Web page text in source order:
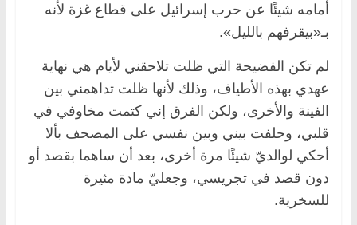
أمامه شيئًا عن حرب إسرائيل على قطاع غزة لأنه
بـ«بيقرفهم بالليل».
لم تكن الفضيحة التي ظلت تلاحقني لأيام هي نهاية
عهدي بهذه الأطياف، وذلك لأنها ظلت تداهمني بين
الفينة والأخرى، ولكن الفرق إني كتمت مخاوفي في
قلبي، وحلفت بيني وبين نفسي على المصحف بألا
أحكي لوالديّ شيئًا مرة أخرى، بعد أن ساهما بقصد أو
دون قصد في تجريسي، وجعليّ مادة مثيرة
للسخرية.